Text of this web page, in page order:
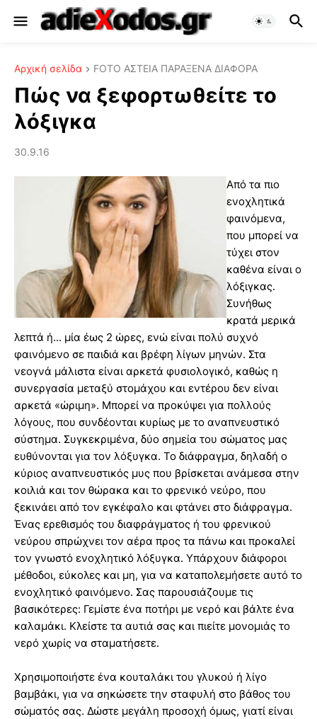
Αρχική σελίδα FOTO ΑΣΤΕΙΑ ΠΑΡΑΞΕΝΑ ΔΙΑΦΟΡΑ
Πώς να ξεφορτωθείτε το
λόξιγκα
30.9.16
Από τα πιο
ενοχλητικά
φαινόμενα,
που μπορεί να
τύχει στον
καθένα είναι ο
λόξιγκας.
Συνήθως
κρατά μερικά
λεπτά ή... μία έως 2 ώρες, ενώ είναι πολύ συχνό
φαινόμενο σε παιδιά και βρέφη λίγων μηνών. Στα
νεογνά μάλιστα είναι αρκετά φυσιολογικό, καθώς η
συνεργασία μεταξύ στομάχου και εντέρου δεν είναι
αρκετά «ώριμη». Μπορεί να προκύψει για πολλούς
λόγους, που συνδέονται κυρίως με το αναπνευστικό
σύστημα. Συγκεκριμένα, δύο σημεία του σώματος μας
ευθύνονται για τον λόξυγκα. Το διάφραγμα, δηλαδή ο
κύριος αναπνευστικός μυς που βρίσκεται ανάμεσα στην
κοιλιά και τον θώρακα και το φρενικό νεύρο, που
ξεκινάει από τον εγκέφαλο και φτάνει στο διάφραγμα.
Ένας ερεθισμός του διαφράγματος ή του φρενικού
νεύρου σπρώχνει τον αέρα προς τα πάνω και προκαλεί
τον γνωστό ενοχλητικό λόξυγκα. Υπάρχουν διάφοροι
μέθοδοι, εύκολες και μη, για να καταπολεμήσετε αυτό το
ενοχλητικό φαινόμενο. Σας παρουσιάζουμε τις
βασικότερες: Γεμίστε ένα ποτήρι με νερό και βάλτε ένα
καλαμάκι. Κλείστε τα αυτιά σας και πιείτε μονομιάς το
νερό χωρίς να σταματήσετε.
Χρησιμοποιήστε ένα κουταλάκι του γλυκού ή λίγο
βαμβάκι, για να σηκώσετε την σταφυλή στο βάθος του
σώματός σας. Δώστε μεγάλη προσοχή όμως, γιατί είναι